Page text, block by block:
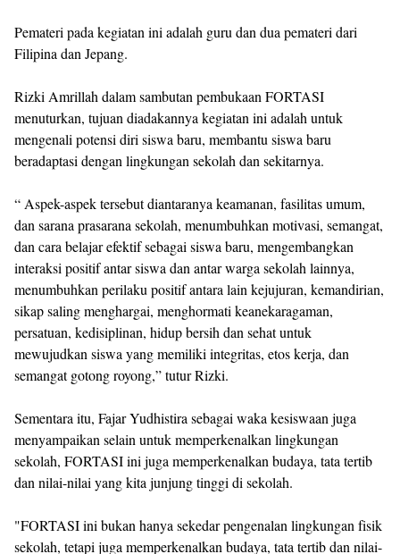
Pemateri pada kegiatan ini adalah guru dan dua pemateri dari
Filipina dan Jepang.
Rizki Amrillah dalam sambutan pembukaan FORTASI
menuturkan, tujuan diadakannya kegiatan ini adalah untuk
mengenali potensi diri siswa baru, membantu siswa baru
beradaptasi dengan lingkungan sekolah dan sekitarnya.
“ Aspek-aspek tersebut diantaranya keamanan, fasilitas umum,
dan sarana prasarana sekolah, menumbuhkan motivasi, semangat,
dan cara belajar efektif sebagai siswa baru, mengembangkan
interaksi positif antar siswa dan antar warga sekolah lainnya,
menumbuhkan perilaku positif antara lain kejujuran, kemandirian,
sikap saling menghargai, menghormati keanekaragaman,
persatuan, kedisiplinan, hidup bersih dan sehat untuk
mewujudkan siswa yang memiliki integritas, etos kerja, dan
semangat gotong royong,” tutur Rizki.
Sementara itu, Fajar Yudhistira sebagai waka kesiswaan juga
menyampaikan selain untuk memperkenalkan lingkungan
sekolah, FORTASI ini juga memperkenalkan budaya, tata tertib
dan nilai-nilai yang kita junjung tinggi di sekolah.
"FORTASI ini bukan hanya sekedar pengenalan lingkungan fisik
sekolah, tetapi juga memperkenalkan budaya, tata tertib dan nilai-